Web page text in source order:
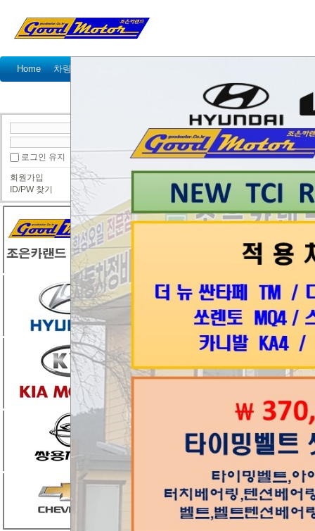
Home 차량정비가격표
공지사항 이벤트 고객 방문기 정
로그인 유지
회원가입
ID/PW 찾기
● 정보게시판
[리콜안내] 벤츠, 마세라티, 시트로엥,
2017년 3월 31일 국
국토교통부(장관 강
한불모터스(주), (
승용·이륜자동차
다.
메르세데스-벤츠코
동차는 동승자석 승
어린이가 탑승한
견되었다.